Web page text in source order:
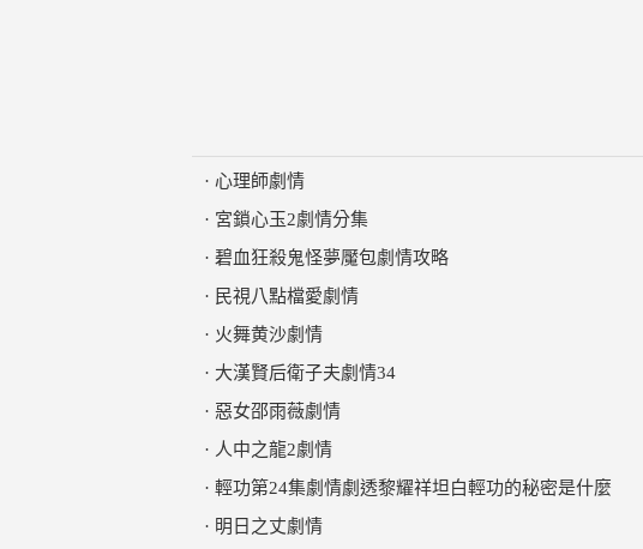
· 心理師劇情
· 宮鎖心玉2劇情分集
· 碧血狂殺鬼怪夢魘包劇情攻略
· 民視八點檔愛劇情
· 火舞黄沙劇情
· 大漢賢后衛子夫劇情34
· 惡女邵雨薇劇情
· 人中之龍2劇情
· 輕功第24集劇情劇透黎耀祥坦白輕功的秘密是什麼
· 明日之丈劇情